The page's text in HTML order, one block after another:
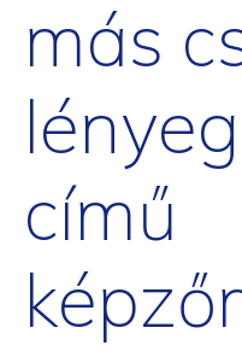
más
című